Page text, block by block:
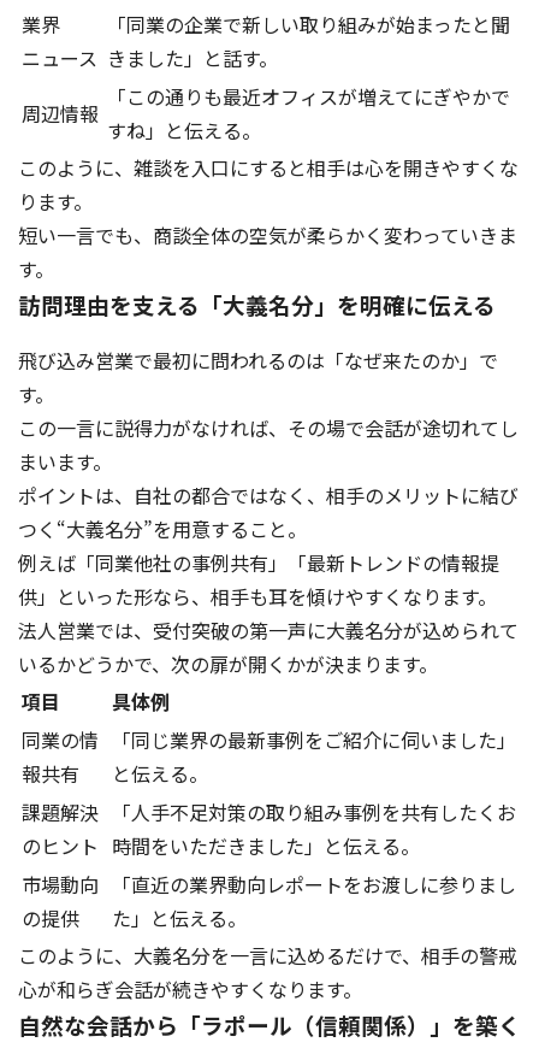
業界
ニュース
「同業の企業で新しい取り組みが始まったと聞
きました」と話す。
周辺情報
「この通りも最近オフィスが増えてにぎやかで
すね」と伝える。
このように、雑談を入口にすると相手は心を開きやすくな
ります。
短い一言でも、商談全体の空気が柔らかく変わっていきま
す。
訪問理由を支える「大義名分」を明確に伝える
飛び込み営業で最初に問われるのは「なぜ来たのか」で
す。
この一言に説得力がなければ、その場で会話が途切れてし
まいます。
ポイントは、自社の都合ではなく、相手のメリットに結び
つく“大義名分”を用意すること。
例えば「同業他社の事例共有」「最新トレンドの情報提
供」といった形なら、相手も耳を傾けやすくなります。
法人営業では、受付突破の第一声に大義名分が込められて
いるかどうかで、次の扉が開くかが決まります。
項目
具体例
同業の情
報共有
「同じ業界の最新事例をご紹介に伺いました」
と伝える。
課題解決
のヒント
「人手不足対策の取り組み事例を共有したくお
時間をいただきました」と伝える。
市場動向
の提供
「直近の業界動向レポートをお渡しに参りまし
た」と伝える。
このように、大義名分を一言に込めるだけで、相手の警戒
心が和らぎ会話が続きやすくなります。
自然な会話から「ラポール（信頼関係）」を築く